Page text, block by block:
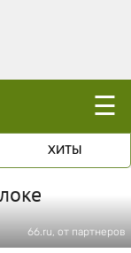
☰
ХИТЫ
66.ru, от партнеров